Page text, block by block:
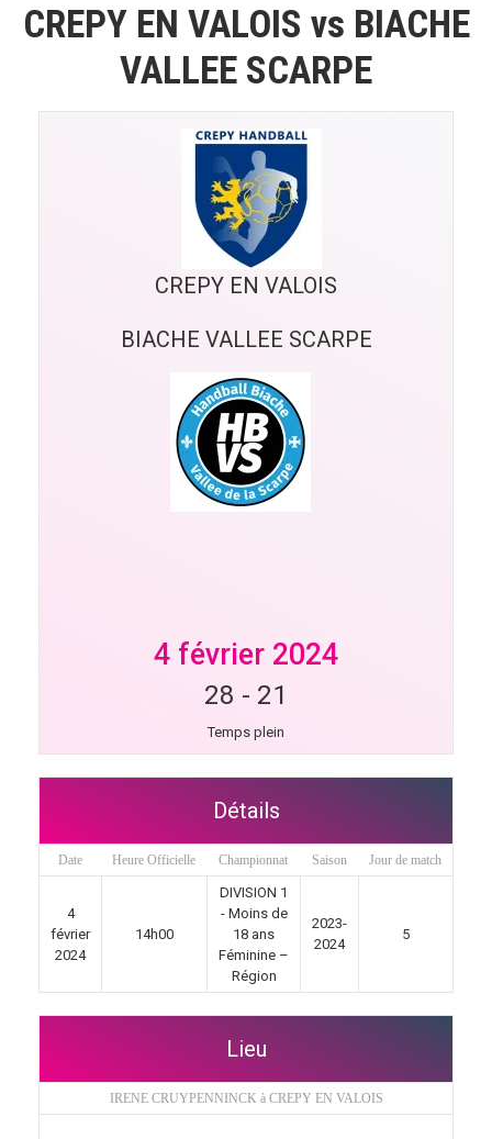
CREPY EN VALOIS vs BIACHE
VALLEE SCARPE
CREPY EN VALOIS
BIACHE VALLEE SCARPE
4 février 2024
28 - 21
Temps plein
Détails
Date Heure Officielle Championnat Saison Jour de match
4
février
2024
14h00
DIVISION 1
- Moins de
18 ans
Féminine –
Région
2023-
2024
5
Lieu
IRENE CRUYPENNINCK à CREPY EN VALOIS